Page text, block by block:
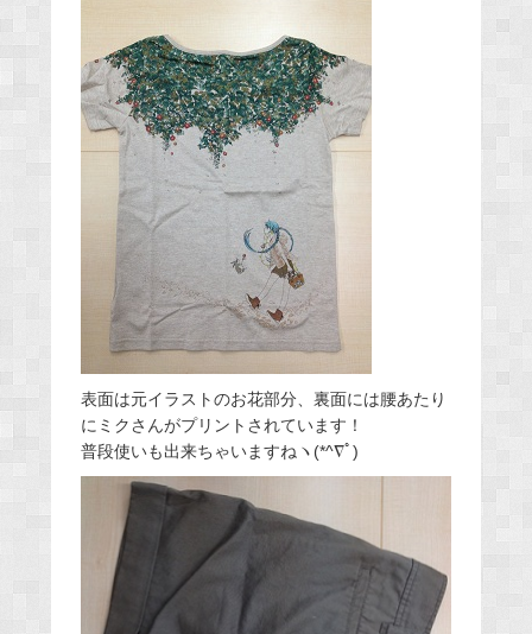
表面は元イラストのお花部分、裏面には腰あたり
にミクさんがプリントされています！
普段使いも出来ちゃいますねヽ(*^∇ﾟ)